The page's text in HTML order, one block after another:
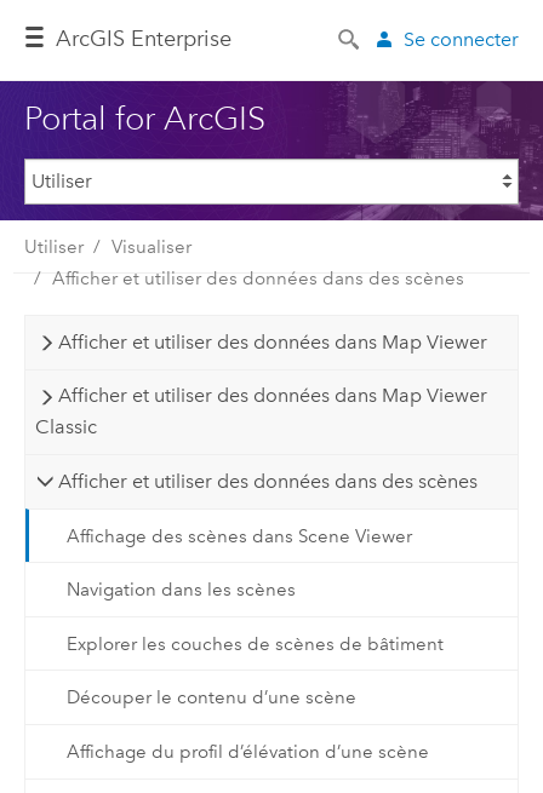
ArcGIS Enterprise Se connecter
Portal for ArcGIS
Utiliser
Visualiser
Afficher et utiliser des données dans des scènes
Afficher et utiliser des données dans Map Viewer
Afficher et utiliser des données dans Map Viewer
Classic
Afficher et utiliser des données dans des scènes
Affichage des scènes dans Scene Viewer
Navigation dans les scènes
Explorer les couches de scènes de bâtiment
Découper le contenu d’une scène
Affichage du profil d’élévation d’une scène